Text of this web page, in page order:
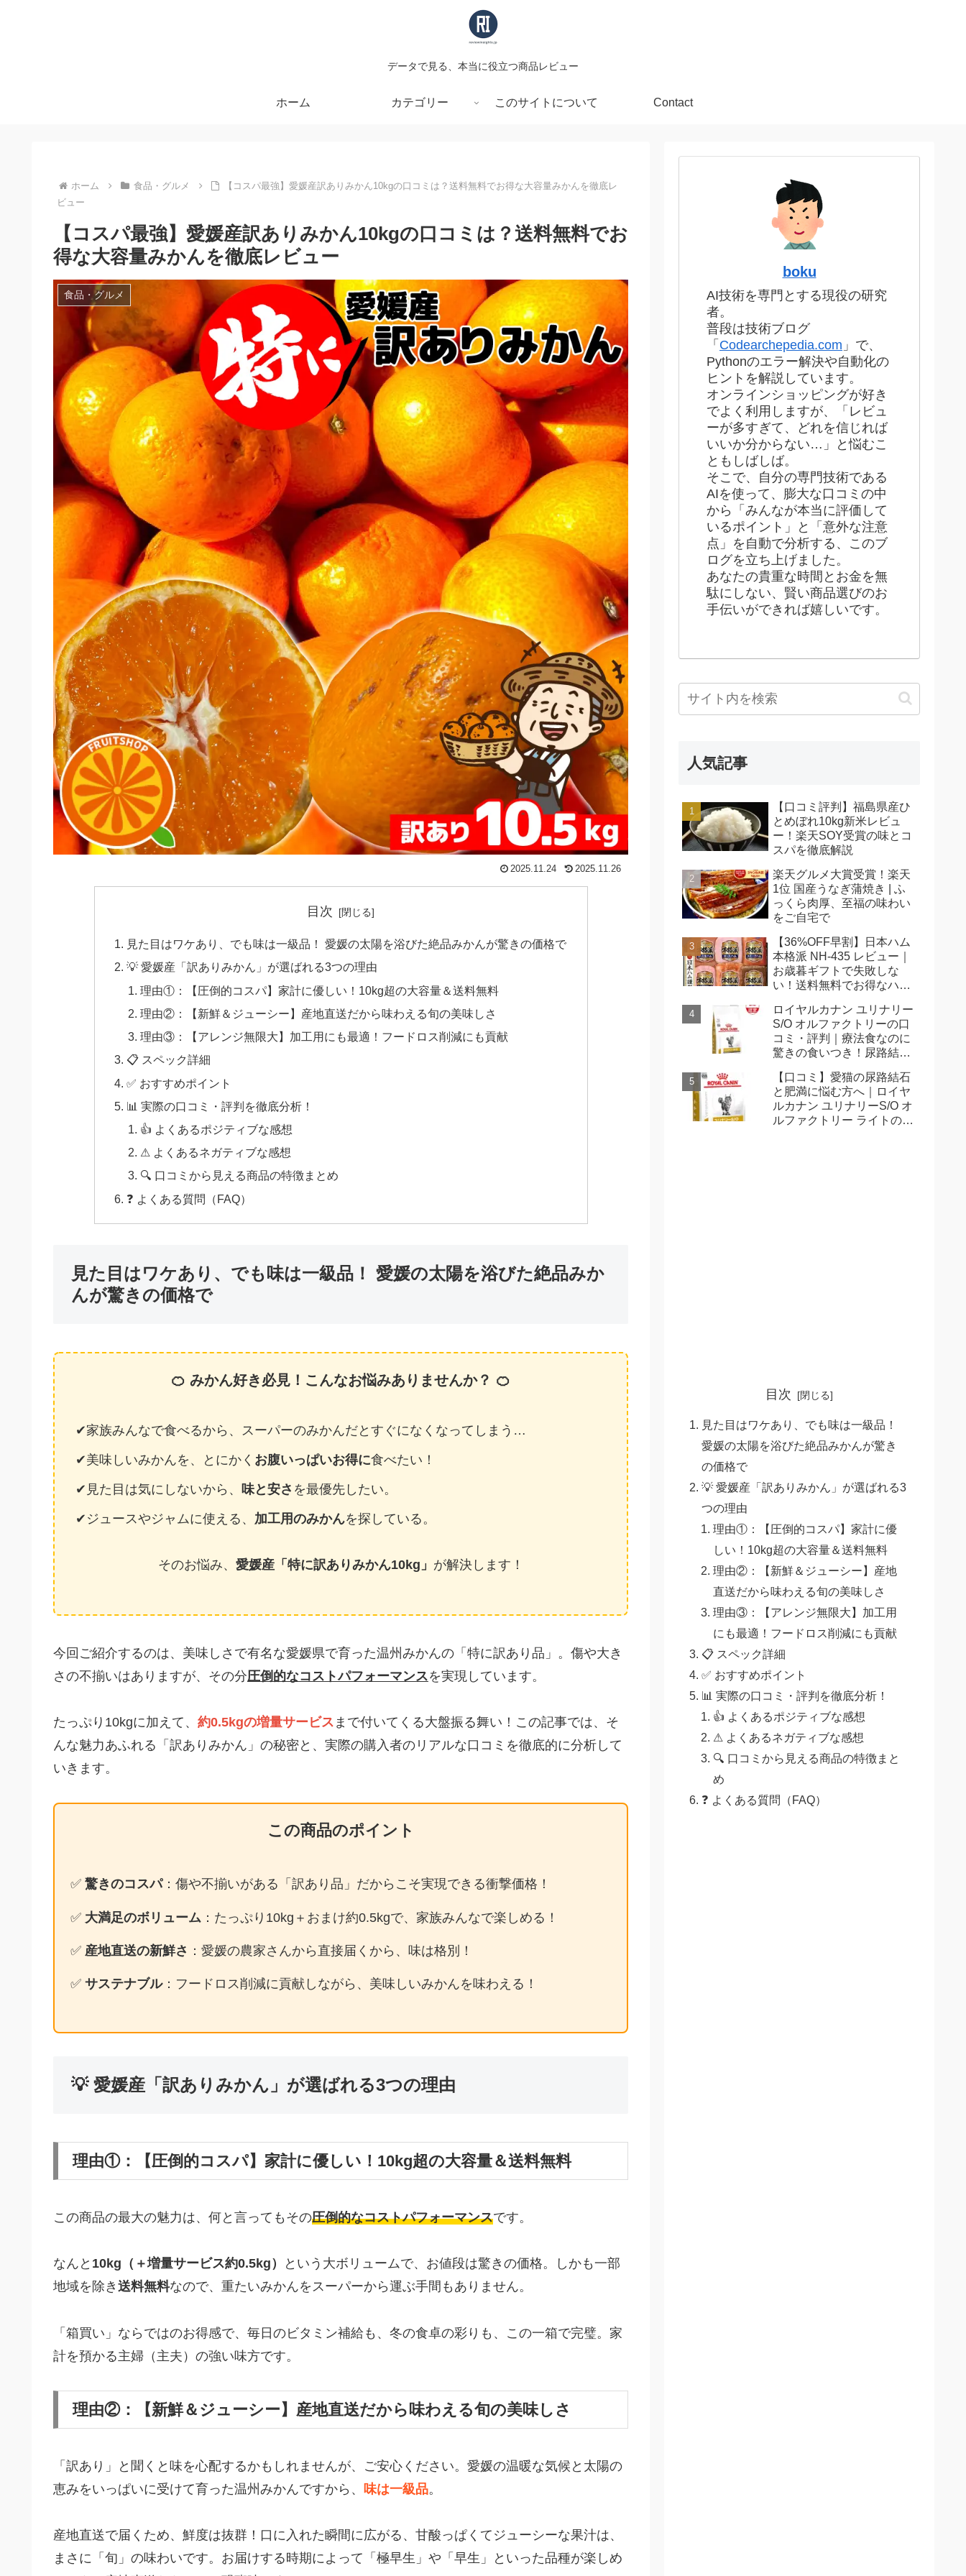
データで見る、本当に役立つ商品レビュー
ホーム カテゴリー このサイトについて Contact
ホーム 食品・グルメ
【コスパ最強】愛媛産訳ありみかん10kgの口コミは？送料無料でお得な大容量みかんを徹底レ
ビュー
【コスパ最強】愛媛産訳ありみかん10kgの口コミは？送料無料でお
得な大容量みかんを徹底レビュー
食品・グルメ
2025.11.24 2025.11.26
目次
見た目はワケあり、でも味は一級品！ 愛媛の太陽を浴びた絶品みかんが驚きの価格で
💡 愛媛産「訳ありみかん」が選ばれる3つの理由
理由①：【圧倒的コスパ】家計に優しい！10kg超の大容量＆送料無料
理由②：【新鮮＆ジューシー】産地直送だから味わえる旬の美味しさ
理由③：【アレンジ無限大】加工用にも最適！フードロス削減にも貢献
📋 スペック詳細
✅ おすすめポイント
📊 実際の口コミ・評判を徹底分析！
👍 よくあるポジティブな感想
⚠ よくあるネガティブな感想
🔍 口コミから見える商品の特徴まとめ
❓ よくある質問（FAQ）
見た目はワケあり、でも味は一級品！ 愛媛の太陽を浴びた絶品みか
んが驚きの価格で
🍊 みかん好き必見！こんなお悩みありませんか？ 🍊
家族みんなで食べるから、スーパーのみかんだとすぐになくなってしまう…
美味しいみかんを、とにかく お腹いっぱいお得に食べたい！
見た目は気にしないから、 味と安さ を最優先したい。
ジュースやジャムに使える、 加工用のみかんを探している。
そのお悩み、 愛媛産「特に訳ありみかん10kg」 が解決します！
今回ご紹介するのは、美味しさで有名な愛媛県で育った温州みかんの「特に訳あり品」。傷や大き
さの不揃いはありますが、その分圧倒的なコストパフォーマンスを実現しています。
たっぷり10kgに加えて、 約0.5kgの増量サービス まで付いてくる大盤振る舞い！この記事では、そ
んな魅力あふれる「訳ありみかん」の秘密と、実際の購入者のリアルな口コミを徹底的に分析して
いきます。
この商品のポイント
✅ 驚きのコスパ：傷や不揃いがある「訳あり品」だからこそ実現できる衝撃価格！
✅ 大満足のボリューム ：たっぷり10kg＋おまけ約0.5kgで、家族みんなで楽しめる！
✅ 産地直送の新鮮さ ：愛媛の農家さんから直接届くから、味は格別！
✅ サステナブル：フードロス削減に貢献しながら、美味しいみかんを味わえる！
💡 愛媛産「訳ありみかん」が選ばれる3つの理由
理由①：【圧倒的コスパ】家計に優しい！10kg超の大容量＆送料無料
この商品の最大の魅力は、何と言ってもその圧倒的なコストパフォーマンスです。
なんと 10kg（＋増量サービス約0.5kg）
という大ボリュームで、お値段は驚きの価格。しかも一部
地域を除き 送料無料なので、重たいみかんをスーパーから運ぶ手間もありません。
「箱買い」ならではのお得感で、毎日のビタミン補給も、冬の食卓の彩りも、この一箱で完璧。家
計を預かる主婦（主夫）の強い味方です。
理由②：【新鮮＆ジューシー】産地直送だから味わえる旬の美味しさ
「訳あり」と聞くと味を心配するかもしれませんが、ご安心ください。愛媛の温暖な気候と太陽の
恵みをいっぱいに受けて育った温州みかんですから、 味は一級品。
産地直送で届くため、鮮度は抜群！口に入れた瞬間に広がる、甘酸っぱくてジューシーな果汁は、
まさに「旬」の味わいです。お届けする時期によって「極早生」や「早生」といった品種が楽しめ
boku
AI技術を専門とする現役の研究
者。
普段は技術ブログ
「 Codearchepedia.com 」で、
Pythonのエラー解決や自動化の
ヒントを解説しています。
オンラインショッピングが好き
でよく利用しますが、「レビュ
ーが多すぎて、どれを信じれば
いいか分からない…」と悩むこ
ともしばしば。
そこで、自分の専門技術である
AIを使って、膨大な口コミの中
から「みんなが本当に評価して
いるポイント」と「意外な注意
点」を自動で分析する、このブ
ログを立ち上げました。
あなたの貴重な時間とお金を無
駄にしない、賢い商品選びのお
手伝いができれば嬉しいです。
人気記事
【口コミ評判】福島県産ひ
とめぼれ10kg新米レビュ
ー！楽天SOY受賞の味とコ
スパを徹底解説
楽天グルメ大賞受賞！楽天
1位 国産うなぎ蒲焼き | ふ
っくら肉厚、至福の味わい
をご自宅で
【36%OFF早割】日本ハム
本格派 NH-435 レビュー｜
お歳暮ギフトで失敗しな
い！送料無料でお得なハム
ロイヤルカナン ユリナリー
S/O オルファクトリーの口
コミ・評判｜療法食なのに
驚きの食いつき！尿路結石
【口コミ】愛猫の尿路結石
と肥満に悩む方へ｜ロイヤ
ルカナン ユリナリーS/O オ
ルファクトリー ライトの効
目次
見た目はワケあり、でも味は一級品！
愛媛の太陽を浴びた絶品みかんが驚き
の価格で
💡 愛媛産「訳ありみかん」が選ばれる3
つの理由
理由①：【圧倒的コスパ】家計に優
しい！10kg超の大容量＆送料無料
理由②：【新鮮＆ジューシー】産地
直送だから味わえる旬の美味しさ
理由③：【アレンジ無限大】加工用
にも最適！フードロス削減にも貢献
📋 スペック詳細
✅ おすすめポイント
📊 実際の口コミ・評判を徹底分析！
👍 よくあるポジティブな感想
⚠ よくあるネガティブな感想
🔍 口コミから見える商品の特徴まと
め
❓ よくある質問（FAQ）